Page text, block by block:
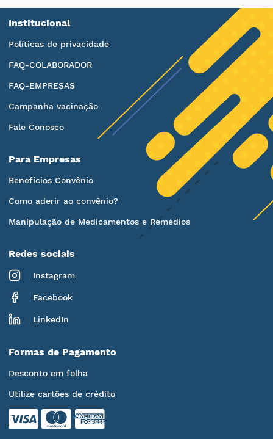
Institucional
Políticas de privacidade
FAQ-COLABORADOR
FAQ-EMPRESAS
Campanha vacinação
Fale Conosco
Para Empresas
Benefícios Convênio
Como aderir ao convênio?
Manipulação de Medicamentos e Remédios
Redes sociais
Instagram
Facebook
LinkedIn
Formas de Pagamento
Desconto em folha
Utilize cartões de crédito